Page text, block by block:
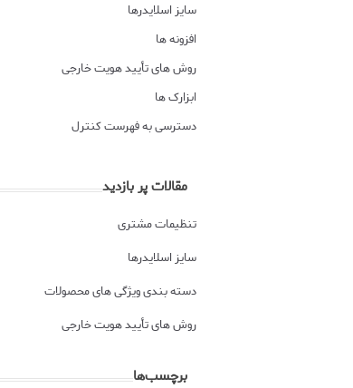
سایز اسلایدرها
افزونه ها
روش های تأیید هویت خارجی
ابزارک ها
دسترسی به فهرست کنترل
مقالات پر بازدید
تنظیمات مشتری
سایز اسلایدرها
دسته بندی ویژگی های محصولات
روش های تأیید هویت خارجی
برچسب‌ها